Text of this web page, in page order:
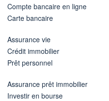
Compte bancaire en ligne
Carte bancaire
Assurance vie
Crédit immobilier
Prêt personnel
Assurance prêt immobilier
Investir en bourse